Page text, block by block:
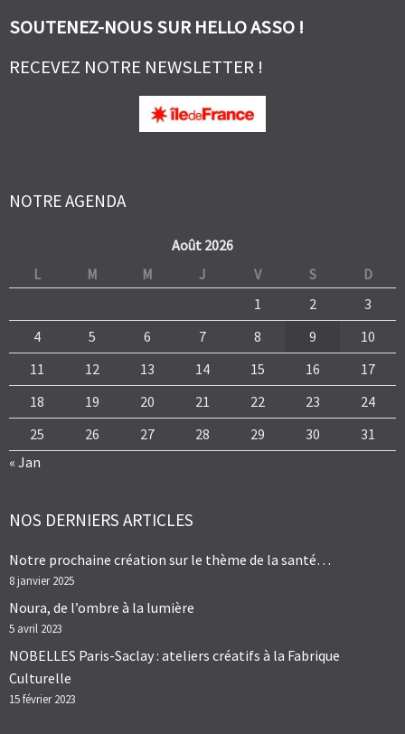
SOUTENEZ-NOUS SUR HELLO ASSO !
RECEVEZ NOTRE NEWSLETTER !
NOTRE AGENDA
Août 2026
L
M M J V S
D
1
2
3
4
5 6 7 8 9
10
11
12 13 14 15 16
17
18
19 20 21 22 23
24
25
26 27 28 29 30
31
« Jan
NOS DERNIERS ARTICLES
Notre prochaine création sur le thème de la santé…
8 janvier 2025
Noura, de l’ombre à la lumière
5 avril 2023
NOBELLES Paris-Saclay : ateliers créatifs à la Fabrique
Culturelle
15 février 2023